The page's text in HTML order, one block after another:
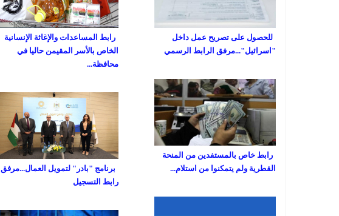
للحصول على تصريح عمل داخل
"اسرائيل"...مرفق الرابط الرسمي
رابط خاص بالمستفدين من المنحة
القطرية ولم يتمكنوا من استلام...
رابط المساعدات والإغاثة الإنسانية
الخاص بالأسر المقيمن حاليا في
محافظة...
برنامج "بادر" لتمويل العمال...مرفق
رابط التسجيل